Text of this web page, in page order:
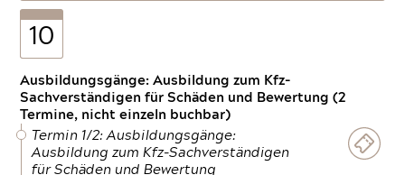
10
Ausbildungsgänge: Ausbildung zum Kfz-
Sachverständigen für Schäden und Bewertung (2
Termine, nicht einzeln buchbar)
Termin 1/2: Ausbildungsgänge:
Ausbildung zum Kfz-Sachverständigen
für Schäden und Bewertung